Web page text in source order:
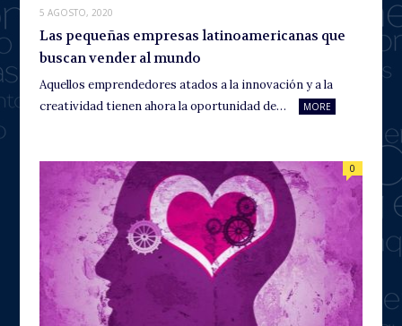
5 AGOSTO, 2020
Las pequeñas empresas latinoamericanas que
buscan vender al mundo
Aquellos emprendedores atados a la innovación y a la
creatividad tienen ahora la oportunidad de…
MORE
0